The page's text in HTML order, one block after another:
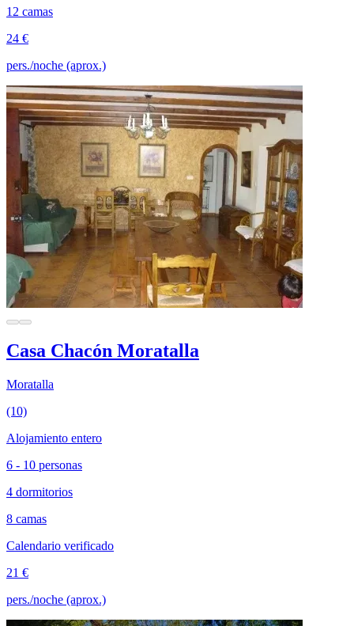
12 camas
24 €
pers./noche (aprox.)
Casa Chacón Moratalla
Moratalla
(10)
Alojamiento entero
6 - 10 personas
4 dormitorios
8 camas
Calendario verificado
21 €
pers./noche (aprox.)